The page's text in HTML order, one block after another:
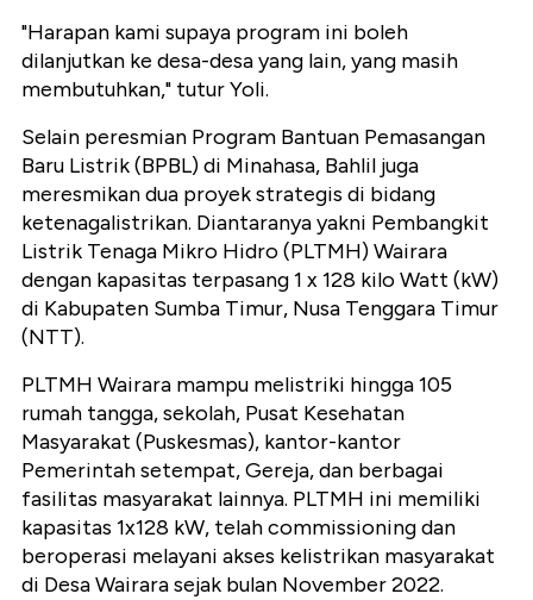
"Harapan kami supaya program ini boleh
dilanjutkan ke desa-desa yang lain, yang masih
membutuhkan," tutur Yoli.
Selain peresmian Program Bantuan Pemasangan
Baru Listrik (BPBL) di Minahasa, Bahlil juga
meresmikan dua proyek strategis di bidang
ketenagalistrikan. Diantaranya yakni Pembangkit
Listrik Tenaga Mikro Hidro (PLTMH) Wairara
dengan kapasitas terpasang 1 x 128 kilo Watt (kW)
di Kabupaten Sumba Timur, Nusa Tenggara Timur
(NTT).
PLTMH Wairara mampu melistriki hingga 105
rumah tangga, sekolah, Pusat Kesehatan
Masyarakat (Puskesmas), kantor-kantor
Pemerintah setempat, Gereja, dan berbagai
fasilitas masyarakat lainnya. PLTMH ini memiliki
kapasitas 1x128 kW, telah commissioning dan
beroperasi melayani akses kelistrikan masyarakat
di Desa Wairara sejak bulan November 2022.